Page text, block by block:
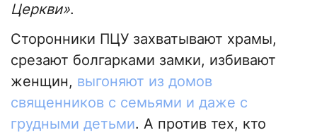
Церкви».
Сторонники ПЦУ захватывают храмы,
срезают болгарками замки, избивают
женщин, выгоняют из домов
священников с семьями и даже с
грудными детьми. А против тех, кто